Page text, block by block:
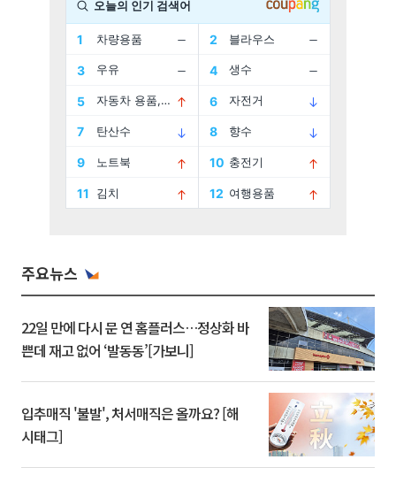
주요뉴스
22일 만에 다시 문 연 홈플러스…정상화 바
쁜데 재고 없어 ‘발동동’[가보니]
입추매직 '불발', 처서매직은 올까요? [해
시태그]